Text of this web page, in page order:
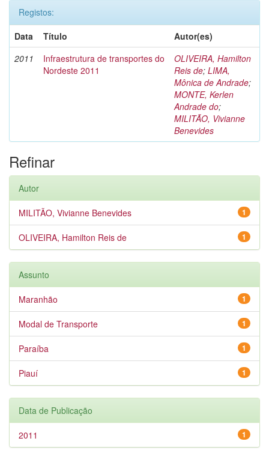
Registos:
Data
Título
Autor(es)
2011
Infraestrutura de transportes do
Nordeste 2011
OLIVEIRA, Hamilton
Reis de; LIMA,
Mônica de Andrade;
MONTE, Kerlen
Andrade do;
MILITÃO, Vivianne
Benevides
Refinar
Autor
1
MILITÃO, Vivianne Benevides
1
OLIVEIRA, Hamilton Reis de
Assunto
1
Maranhão
1
Modal de Transporte
1
Paraíba
1
Piauí
Data de Publicação
1
2011